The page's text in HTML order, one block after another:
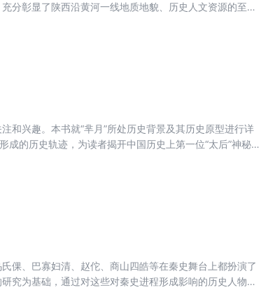
分彰显了陕西沿黄河一线地质地貌、历史人文资源的至高
和兴趣。本书就“芈月”所处历史背景及其历史原型进行详
的历史轨迹，为读者揭开中国历史上第一位“太后”神秘的
倮、巴寡妇清、赵佗、商山四皓等在秦史舞台上都扮演了
究为基础，通过对这些对秦史进程形成影响的历史人物的